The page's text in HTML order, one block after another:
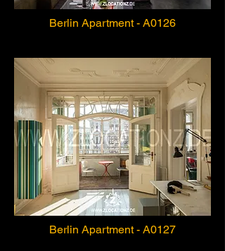
Berlin Apartment - A0126
Berlin Apartment - A0127